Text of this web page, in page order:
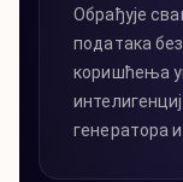
Обрађује
података
коришћења
генератора